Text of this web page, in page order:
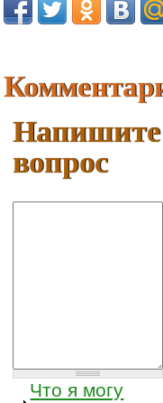
вопрос
Что я могу